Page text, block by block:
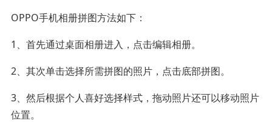
OPPO手机相册拼图方法如下：
1、首先通过桌面相册进入，点击编辑相册。
2、其次单击选择所需拼图的照片，点击底部拼图。
3、然后根据个人喜好选择样式，拖动照片还可以移动照片
位置。